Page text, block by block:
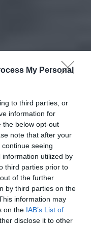
My Personal
to third parties, or
information for
the below opt-out
note that after your
seeing
utilized by
third parties prior to
of the further
by third parties on the
information may
on the IAB’s List of
disclose it to other